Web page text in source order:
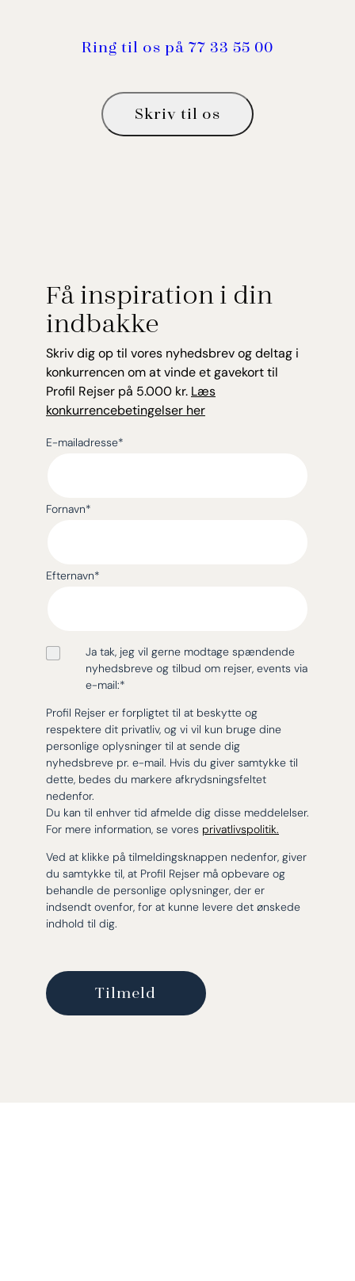
Ring til os på 77 33 55 00
Skriv til os
Få inspiration i din
indbakke
Skriv dig op til vores nyhedsbrev og deltag i
konkurrencen om at vinde et gavekort til
Profil Rejser på 5.000 kr. Læs
konkurrencebetingelser her
E-mailadresse*
Fornavn*
Efternavn*
Ja tak, jeg vil gerne modtage spændende
nyhedsbreve og tilbud om rejser, events via
e-mail:*
Profil Rejser er forpligtet til at beskytte og
respektere dit privatliv, og vi vil kun bruge dine
personlige oplysninger til at sende dig
nyhedsbreve pr. e-mail. Hvis du giver samtykke til
dette, bedes du markere afkrydsningsfeltet
nedenfor.
Du kan til enhver tid afmelde dig disse meddelelser.
For mere information, se vores privatlivspolitik.
Ved at klikke på tilmeldingsknappen nedenfor, giver
du samtykke til, at Profil Rejser må opbevare og
behandle de personlige oplysninger, der er
indsendt ovenfor, for at kunne levere det ønskede
indhold til dig.